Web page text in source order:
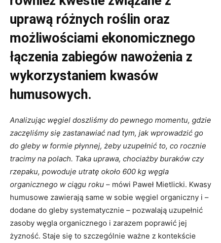
uprawą różnych roślin oraz
możliwościami ekonomicznego
łączenia zabiegów nawożenia z
wykorzystaniem kwasów
humusowych.
Analizując węgiel doszliśmy do pewnego momentu, gdzie
zaczęliśmy się zastanawiać nad tym, jak wprowadzić go
do gleby w formie płynnej, żeby uzupełnić to, co rocznie
tracimy na polach. Taka uprawa, chociażby buraków czy
rzepaku, powoduje utratę około 600 kg węgla
organicznego w ciągu roku – mówi Paweł Mietlicki. Kwasy
humusowe zawierają same w sobie węgiel organiczny i –
dodane do gleby systematycznie – pozwalają uzupełnić
zasoby węgla organicznego i zarazem poprawić jej
żyzność. Staje się to szczególnie ważne z kontekście